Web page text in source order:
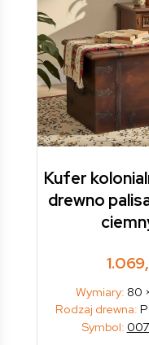
Kufer
drewno
Wymiary: 80
Rodzaj drewna:
Symbol: